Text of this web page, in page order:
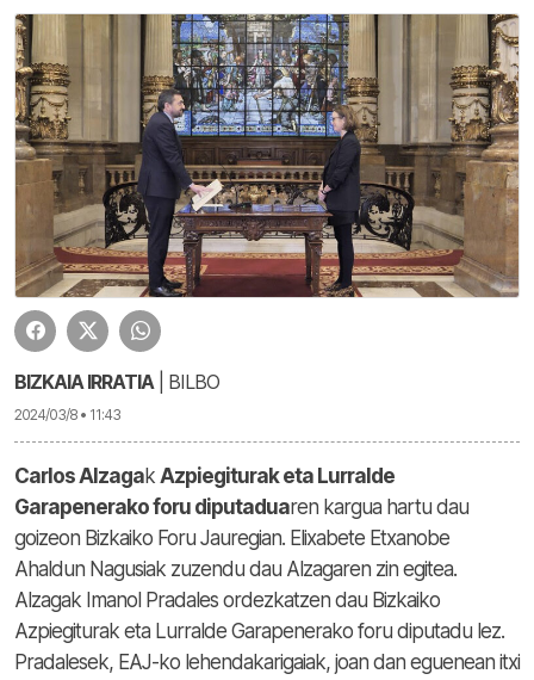
BIZKAIA IRRATIA| BILBO
2024/03/8 • 11:43
Carlos Alzagak Azpiegiturak eta Lurralde
Garapenerako foru diputaduaren kargua hartu dau
goizeon Bizkaiko Foru Jauregian. Elixabete Etxanobe
Ahaldun Nagusiak zuzendu dau Alzagaren zin egitea.
Alzagak Imanol Pradales ordezkatzen dau Bizkaiko
Azpiegiturak eta Lurralde Garapenerako foru diputadu lez.
Pradalesek, EAJ-ko lehendakarigaiak, joan dan eguenean itxi